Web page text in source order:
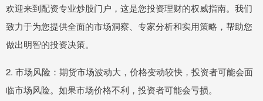
欢迎来到配资专业炒股门户，这是您投资理财的权威指南。我们
致力于为您提供全面的市场洞察、专家分析和实用策略，帮助您
做出明智的投资决策。
2. 市场风险：期货市场波动大，价格变动较快，投资者可能会面
临市场风险。如果市场价格不利，投资者可能会亏损。